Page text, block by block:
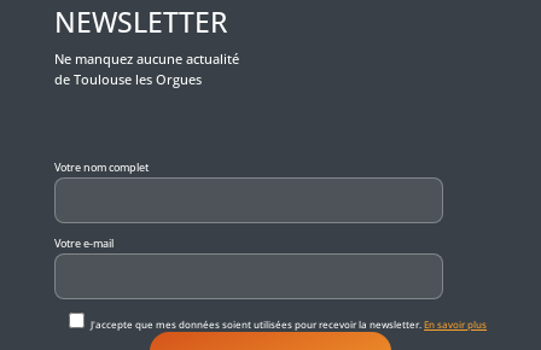
NEWSLETTER
Ne manquez aucune actualité
de Toulouse les Orgues
Votre nom complet
Votre e-mail
J'accepte que mes données soient utilisées pour recevoir la newsletter.En savoir plus